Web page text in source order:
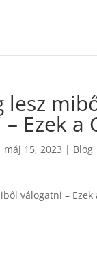
lesz
Ezek a
máj 15, 2023 | Blog